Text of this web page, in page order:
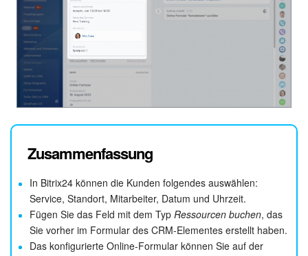
Zusammenfassung
In Bitrix24 können die Kunden folgendes auswählen:
Service, Standort, Mitarbeiter, Datum und Uhrzeit.
Fügen Sie das Feld mit dem Typ Ressourcen buchen, das
Sie vorher im Formular des CRM-Elementes erstellt haben.
Das konfigurierte Online-Formular können Sie auf der